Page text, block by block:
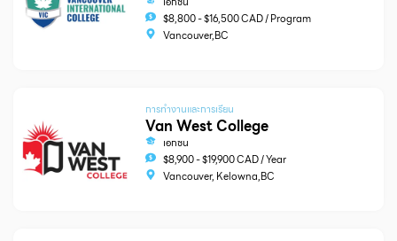
$8,800 - $16,500 CAD / Program
Vancouver,BC
การทำงานและการเรียน
Van West College
เอกชน
$8,900 - $19,900 CAD / Year
Vancouver, Kelowna,BC